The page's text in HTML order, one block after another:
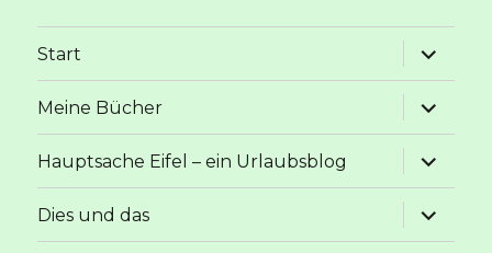
Start
Meine Bücher
Hauptsache Eifel – ein Urlaubsblog
Dies und das